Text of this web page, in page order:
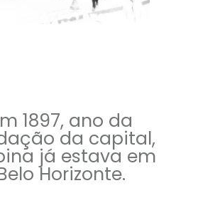
1897, ano da
da capital,
já estava em
Horizonte.